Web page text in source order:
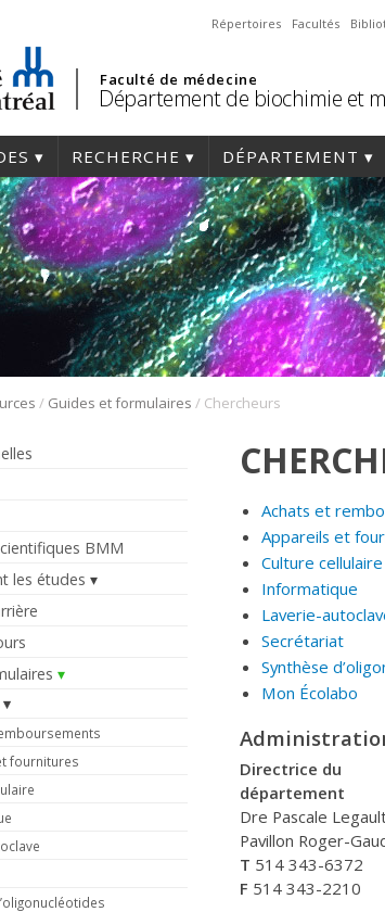
Répertoires Facultés
Faculté de médecine
Département de biochimie et
RECHERCHE DÉPARTEMENT
/ Guides et formulaires / Chercheurs
BMM
les études
fournitures
Achats et
Appareils et
Culture cellulaire
Informatique
Laverie-
Secrétariat
Synthèse
Mon Écolabo
Directrice du
département
Dre Pascale
Pavillon Roger-
T 514 343-6372
F 514 343-2210